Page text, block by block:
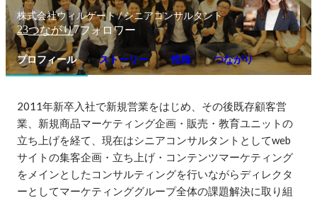
株式会社ウィルゲート / シニアコンサルタント
23つながり7フォロワー
プロフィール ストーリー 性格 つながり
2011年新卒入社で新規営業をはじめ、その後既存顧客営
業、新規商品マーケティング企画・販売・教育ユニットの
立ち上げを経て、現在はシニアコンサルタントとしてweb
サイトの集客企画・立ち上げ・コンテンツマーケティング
をメインとしたコンサルティングを行いながらディレクタ
ーとしてマーケティンググループ全体の課題解決に取り組